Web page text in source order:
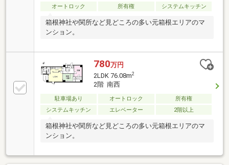
オートロック
所有権 システムキッチン
箱根神社や関所など見どころの多い元箱根エリアのマ
ンション。
780万円
2LDK 76.08m2
2階 南西
駐車場あり オートロック
所有権
システムキッチン
エレベーター 2階以上
箱根神社や関所など見どころの多い元箱根エリアのマ
ンション。